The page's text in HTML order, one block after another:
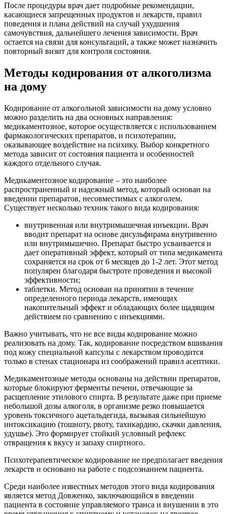
После процедуры врач дает подробные рекомендации,
касающиеся запрещенных продуктов и лекарств, правил
поведения и плана действий на случай ухудшения
самочувствия, дальнейшего лечения зависимости. Врач
остается на связи для консультаций, а также может назначить
повторный визит для контроля состояния.
Методы кодирования от алкоголизма
на дому
Кодирование от алкогольной зависимости на дому условно
можно разделить на два основных направления:
медикаментозное, которое осуществляется с использованием
фармакологических препаратов, и психотерапии,
оказывающее воздействие на психику. Выбор конкретного
метода зависит от состояния пациента и особенностей
каждого отдельного случая.
Медикаментозное кодирование – это наиболее
распространенный и надежный метод, который основан на
введении препаратов, несовместимых с алкоголем.
Существует несколько техник такого вида кодирования:
внутривенная или внутримышечная инъекции. Врач
вводит препарат на основе дисульфирама внутривенно
или внутримышечно. Препарат быстро усваивается и
дает оперативный эффект, который от типа медикамента
сохраняется на срок от 6 месяцев до 1-2 лет. Этот метод
популярен благодаря быстроте проведения и высокой
эффективности;
таблетки. Метод основан на принятии в течение
определенного периода лекарств, имеющих
накопительный эффект и обладающих более щадящим
действием по сравнению с инъекциями.
Важно учитывать, что не все виды кодирование можно
реализовать на дому. Так, кодирование посредством вшивания
под кожу специальной капсулы с лекарством проводится
только в стенах стационара из соображений правил асептики.
Медикаментозные методы основаны на действии препаратов,
которые блокируют ферменты печени, отвечающие за
расщепление этилового спирта. В результате даже при приеме
небольшой дозы алкоголя, в организме резко повышается
уровень токсичного ацетальдегида, вызывая сильнейшую
интоксикацию (тошноту, рвоту, тахикардию, скачки давления,
удушье). Это формирует стойкий условный рефлекс
отвращения к вкусу и запаху спиртного.
Психотерапевтическое кодирование не предполагает введения
лекарств и основано на работе с подсознанием пациента.
Среди наиболее известных методов этого вида кодирования
является метод Довженко, заключающийся в введении
пациента в состояние управляемого транса и внушении в это